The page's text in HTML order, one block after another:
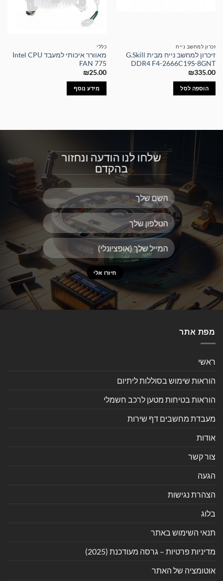
זכרון למחשב נייח
זיכרון למחשב נייח מבית G.Skill
DDR4 F4-2666C19S-8GNT
₪335.00
הוספה לסל
כללי
מאוורר איכותי למעבד Intel CPU
FAN 775
₪25.00
מידע נוסף
שלחו לנו הודעה ונחזור
בהקדם
מפת אתר
ראשי
הוראות שימוש בסוללות ליתיום
הוראות בטיחות מטען לרכב חשמלי
מעבדת מחשבים דף שירות
אודות
צור קשר
הגעה
הצהרת נגישות
בלוג
תנאי השימוש באתר
מדיניות פרטיות – גרסה מעודכנת (2025)
אוטומציה של האתר